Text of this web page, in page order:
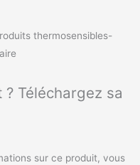
Téléchargez sa
sur ce produit, vous